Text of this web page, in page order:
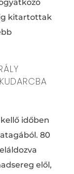
kitartottak
időben
80
elől,